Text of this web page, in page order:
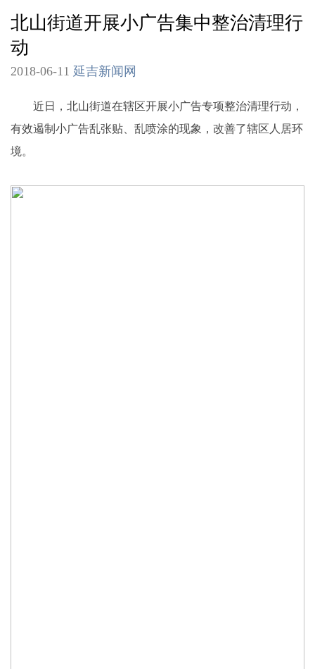
北山街道开展小广告集中整治清理行
动
2018-06-11 延吉新闻网
近日，北山街道在辖区开展小广告专项整治清理行动，
有效遏制小广告乱张贴、乱喷涂的现象，改善了辖区人居环
境。